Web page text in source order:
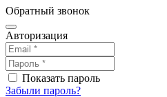
Обратный звонок
Авторизация
Показать пароль
Забыли пароль?